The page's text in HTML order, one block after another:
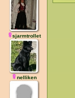
sjarmtrollet
nelliken